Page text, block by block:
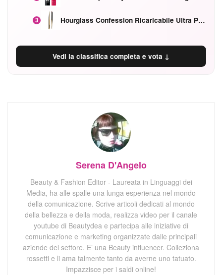
3 Hourglass Confession Ricaricabile Ultra Preciso Ad Alta Intensità Secretly Classic Red
Vedi la classifica completa e vota ↓
Serena D'Angelo
Beauty & Fashion Editor - Laureata in Linguaggi dei
Media, ha alle spalle una lunga esperienza nel mondo
della comunicazione. Scrive articoli dedicati al mondo
della bellezza e della moda, realizza video per il canale
youtube di Beautydea e partecipa alle iniziative di
comunicazione e marketing organizzate dalle principali
aziende del settore. E’ una Beauty influencer. Colleziona
rossetti e li ama talmente tanto da averne uno tatuato.
Impazzisce per i saldi online!